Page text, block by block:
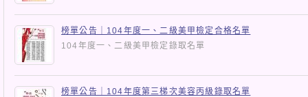
榜單公告｜104年度一、二級美甲檢定合格名單
104年度一、二級美甲檢定錄取名單
榜單公告｜104年度第三梯次美容丙級錄取名單